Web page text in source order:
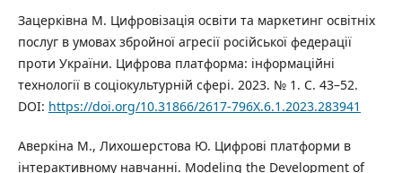
Зацерківна М. Цифровізація освіти та маркетинг освітніх
послуг в умовах збройної агресії російської федерації
проти України. Цифрова платформа: інформаційні
технології в соціокультурній сфері. 2023. № 1. С. 43–52.
DOI: https://doi.org/10.31866/2617-796X.6.1.2023.283941
Аверкіна М., Лихошерстова Ю. Цифрові платформи в
інтерактивному навчанні. Modeling the Development of